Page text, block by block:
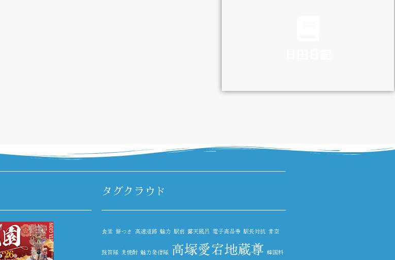
DIARY
タグクラウド
食堂 餅つき 高速道路 魅力 駅前 露天風呂 電子商品券 駅長対抗 青空
鼓笛隊 麦焼酎 魅力発信隊 高塚愛宕地蔵尊 韓国料